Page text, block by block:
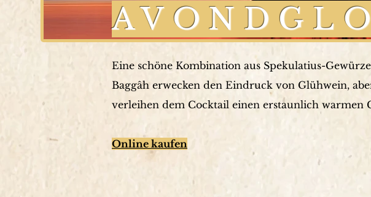
Eine schöne Kombination aus Spekulatius-
Baggâh erwecken den Eindruck von Glühwein,
verleihen dem Cocktail einen erstaunlich warmen
Online kaufen